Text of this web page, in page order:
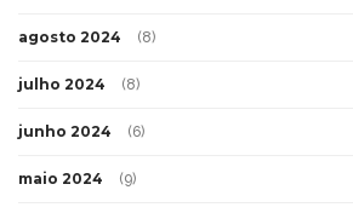
agosto 2024 (8)
julho 2024 (8)
junho 2024 (6)
maio 2024 (9)